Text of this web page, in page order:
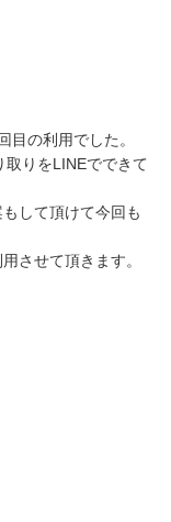
目の利用でした。
取りをLINEでできて
して頂けて今回も
させて頂きます。